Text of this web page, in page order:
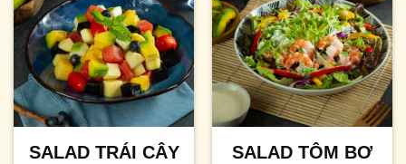
SALAD TRÁI CÂY
SALAD TÔM BƠ